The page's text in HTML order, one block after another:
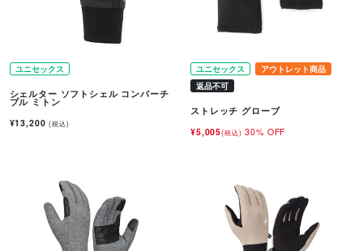
ユニセックス
シェルター ソフトシェル コンバーチ
ブル ミトン
¥13,200(税込)
ユニセックス
アウトレット商品
返品不可
ストレッチ グローブ
¥5,005(税込) 30% OFF